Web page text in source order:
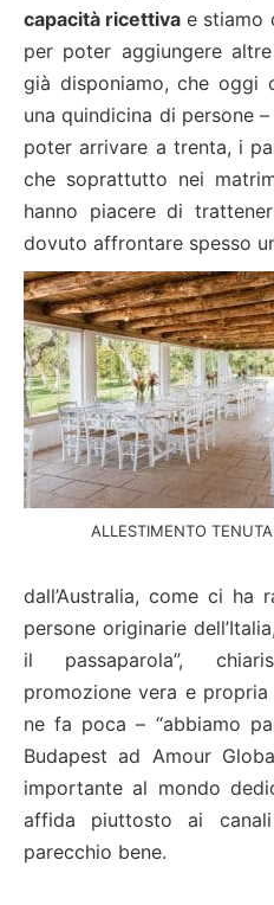
capacità ricettiva e stiamo
per poter aggiungere
già disponiamo, che oggi
una quindicina di persone
poter arrivare a trenta, i
che soprattutto nei
hanno piacere di
dovuto affrontare spesso
ALLESTIMENTO
dall’Australia, come ci ha
persone originarie
il passaparola”,
promozione vera e
ne fa poca – “abbiamo
Budapest ad Amour
importante al mondo
affida piuttosto ai
parecchio bene.